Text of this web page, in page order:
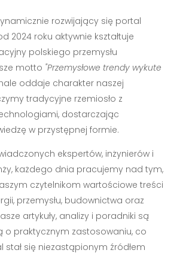
rozwijający się portal
2024 roku aktywnie kształtuje
polskiego przemysłu
motto "Przemysłowe trendy wykute
oddaje charakter naszej
tradycyjne rzemiosło z
dostarczając
w przystępnej formie.
ekspertów, inżynierów i
każdego dnia pracujemy nad tym,
czytelnikom wartościowe treści
przemysłu, budownictwa oraz
artykuły, analizy i poradniki są
o praktycznym zastosowaniu, co
stał się niezastąpionym źródłem